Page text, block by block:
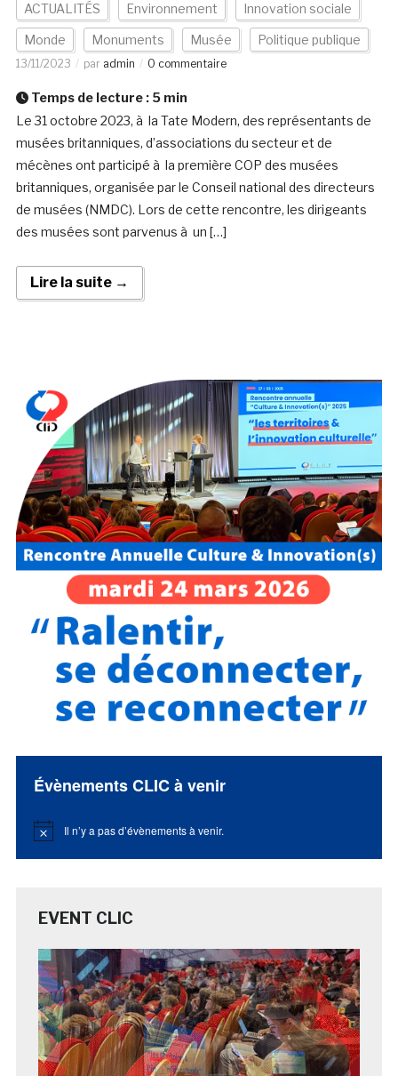
ACTUALITÉS Environnement Innovation sociale
Monde Monuments Musée Politique publique
13/11/2023 par admin 0 commentaire
Temps de lecture : 5 min
Le 31 octobre 2023, à la Tate Modern, des représentants de
musées britanniques, d’associations du secteur et de
mécènes ont participé à la première COP des musées
britanniques, organisée par le Conseil national des directeurs
de musées (NMDC). Lors de cette rencontre, les dirigeants
des musées sont parvenus à un […]
Lire la suite →
Évènements CLIC à venir
Notice Il n’y a pas d’évènements à venir.
EVENT CLIC